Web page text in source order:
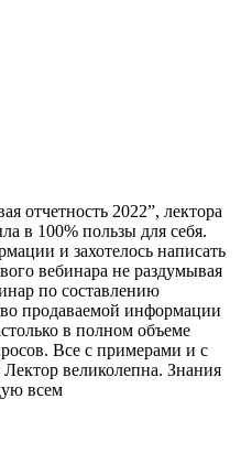
отчетность 2022”, лектора
в 100% пользы для себя.
и захотелось написать
вебинара не раздумывая
по составлению
продаваемой информации
в полном объеме
Все с примерами и с
великолепна. Знания
всем